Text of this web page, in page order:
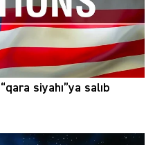
siyahı”ya salıb